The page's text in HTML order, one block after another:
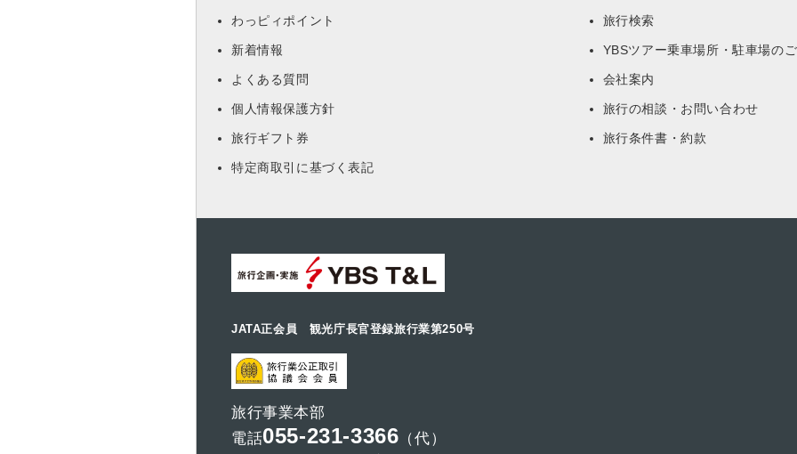
わっピィポイント 旅行検索
新着情報 YBSツアー乗車場所・駐車場の
よくある質問 会社案内
個人情報保護方針 旅行の相談・お問い合わせ
旅行ギフト券 旅行条件書・約款
特定商取引に基づく表記
JATA正会員 観光庁長官登録旅行業第250号
旅行事業本部
電話055-231-3366 （代）